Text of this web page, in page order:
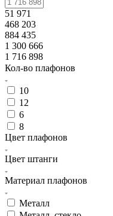
51 971
468 203
884 435
1 300 666
1 716 898
Кол-во плафонов
10
12
6
8
Цвет плафонов
Цвет штанги
Материал плафонов
Металл